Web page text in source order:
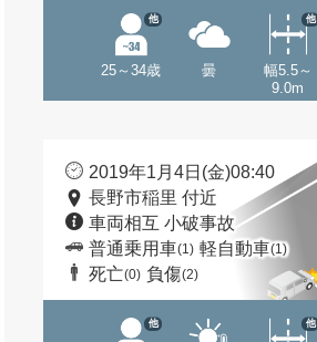
25～34歳
他
曇
幅5.5～
9.0m
他
2019年1月4日(金)08:40
長野市稲里 付近
車両相互 小破事故
普通乗用車(1) 軽自動車(1)
死亡(0) 負傷(2)
他 他